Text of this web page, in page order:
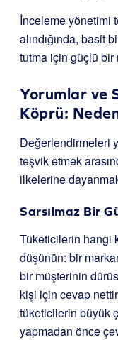
İnceleme yönetimi
alındığında, basit
tutma için güçlü bir
Yorumlar ve
Köprü:
Değerlendirmeleri
teşvik etmek
ilkelerine
Sarsılmaz Bir
Tüketicilerin hangi
düşünün: bir
bir müşterinin
kişi için cevap
tüketicilerin büyük
yapmadan önce